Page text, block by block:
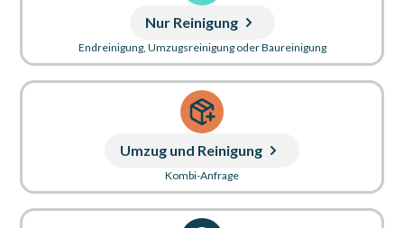
Nur Reinigung
Endreinigung, Umzugsreinigung oder Baureinigung
Umzug und Reinigung
Kombi-Anfrage